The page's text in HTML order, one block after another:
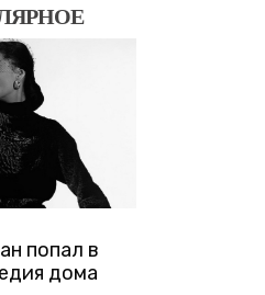
попал в
дома